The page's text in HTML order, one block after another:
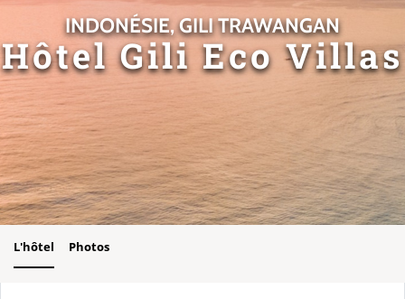
INDONÉSIE, GILI TRAWANGAN
Hôtel Gili Eco Villas
L'hôtel Photos